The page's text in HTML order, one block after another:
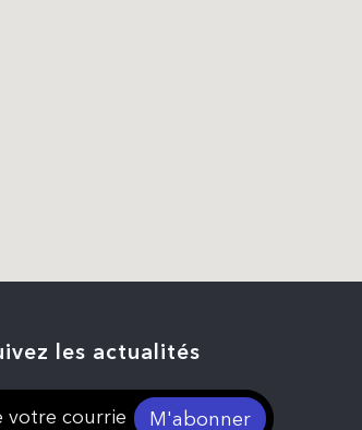
les actualités
M'abonner